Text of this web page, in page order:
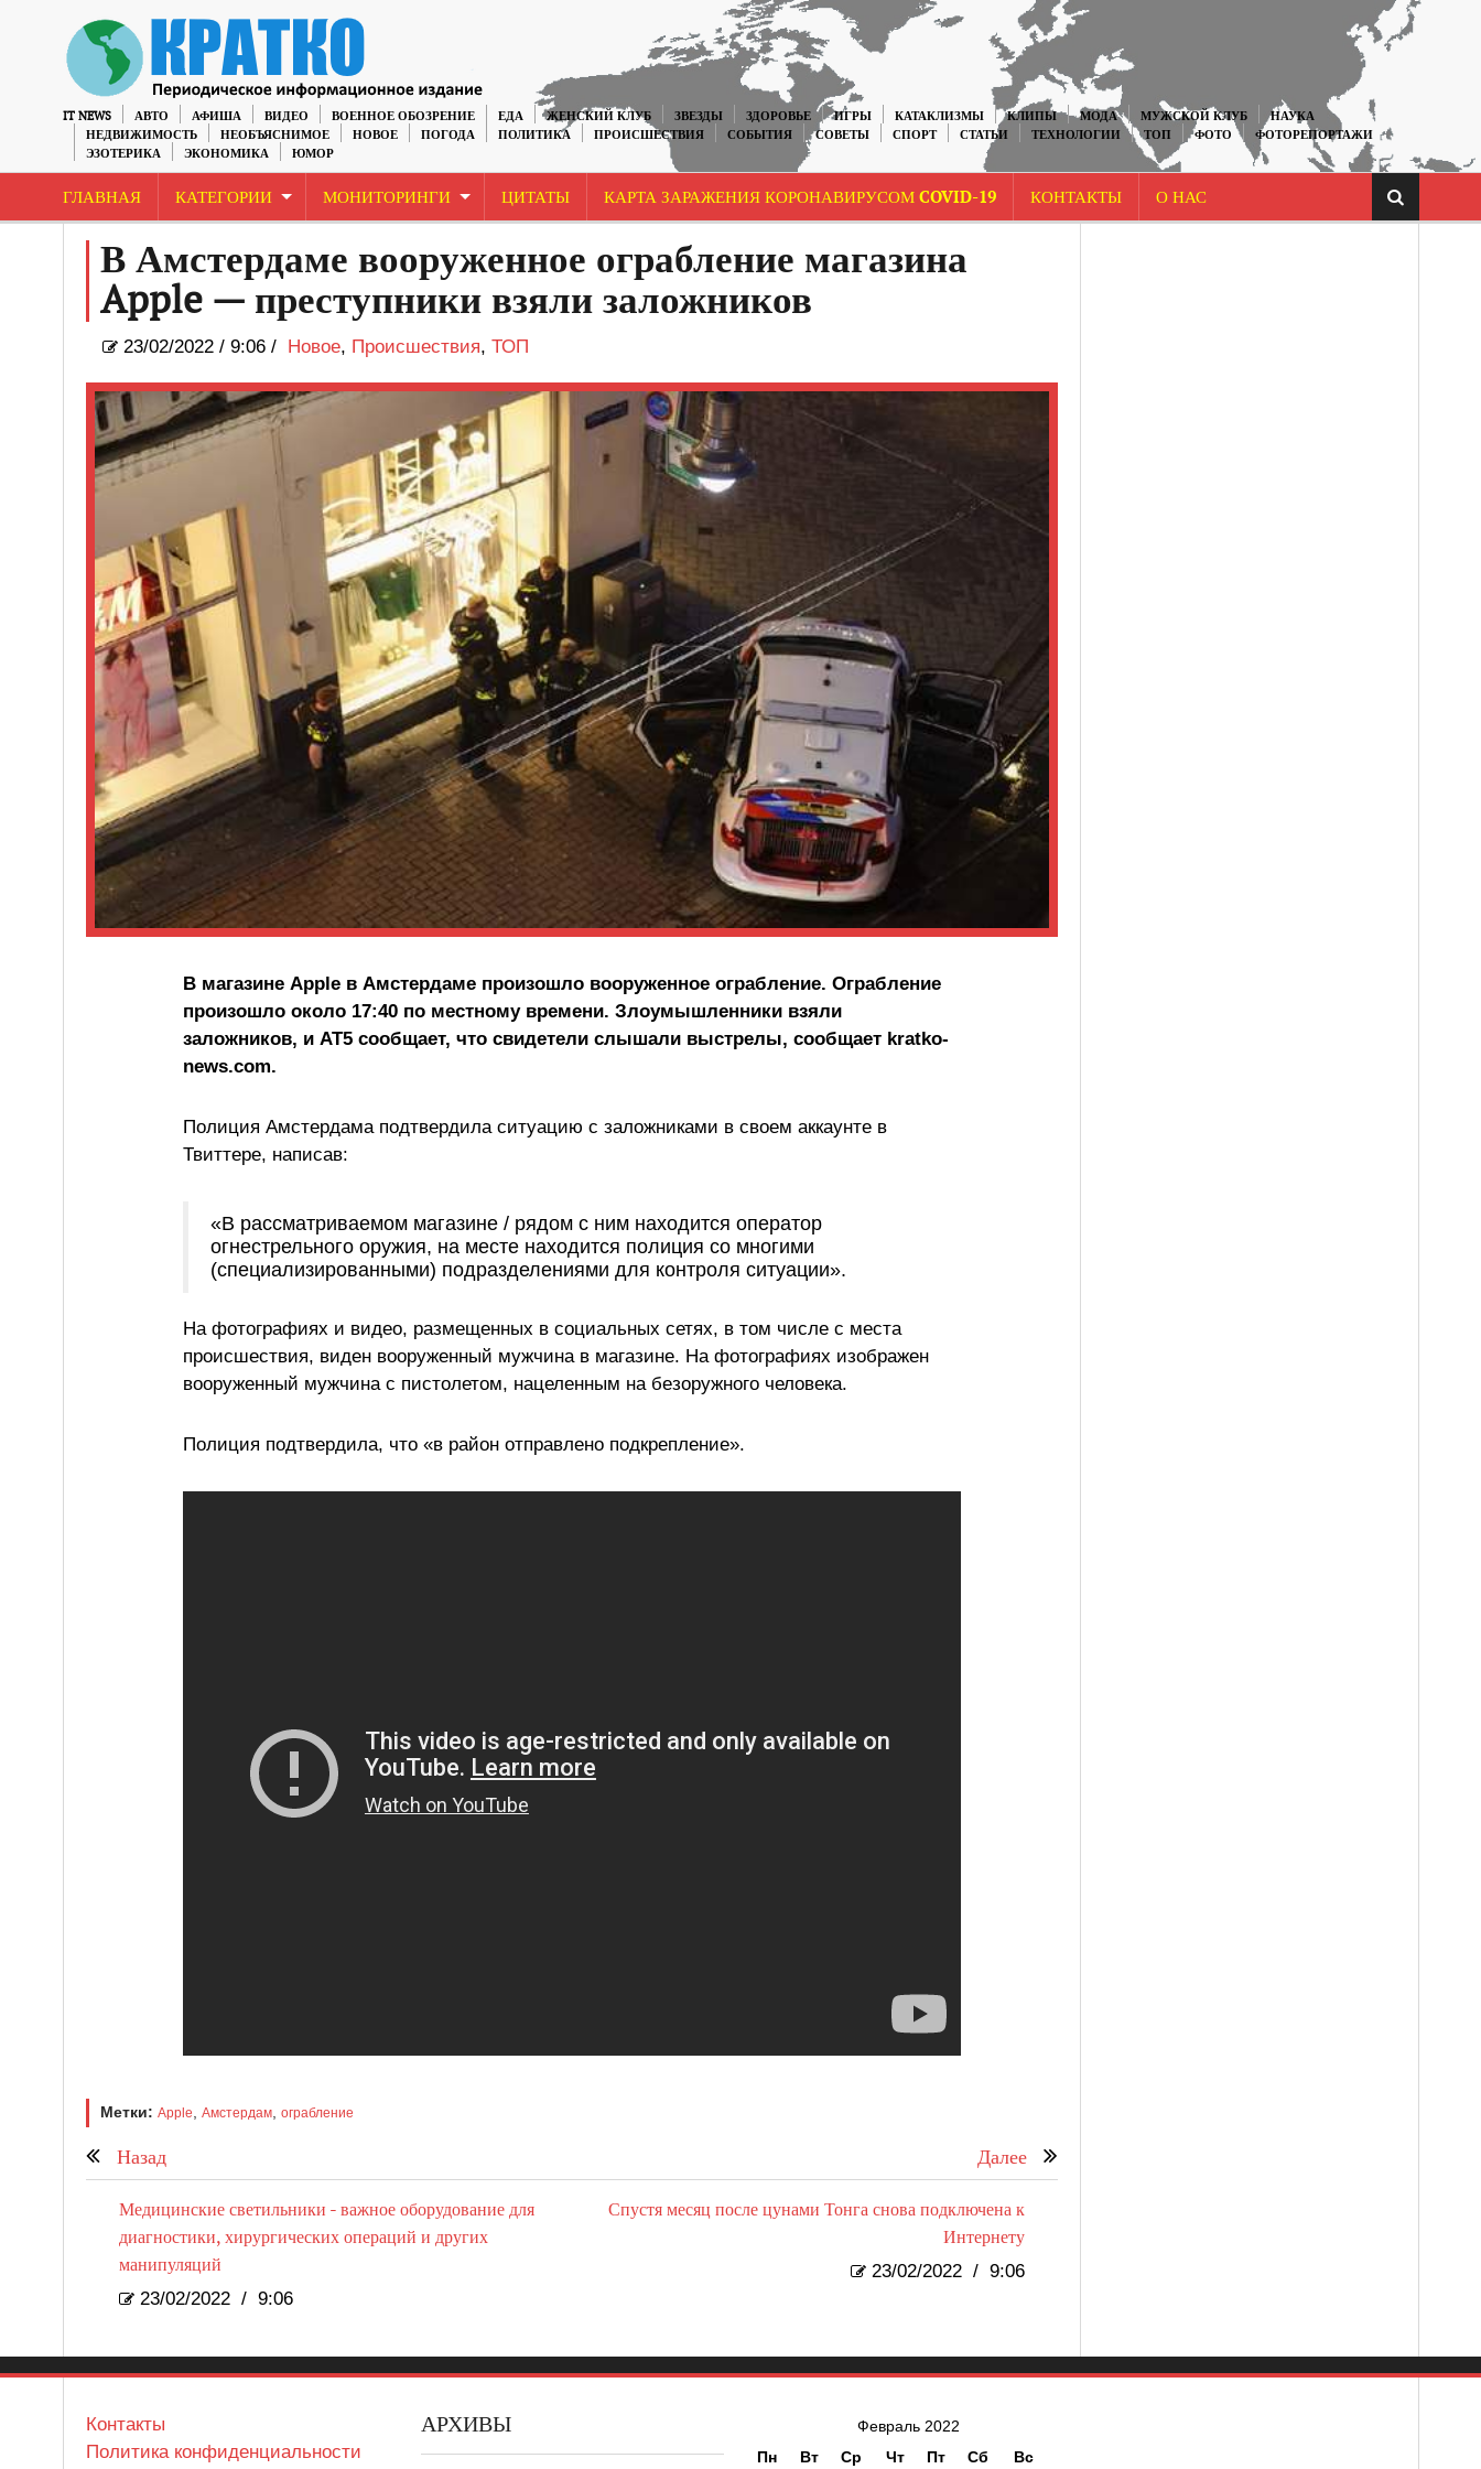
IT NEWS АВТО АФИША ВИДЕО ВОЕННОЕ ОБОЗРЕНИЕ ЕДА ЖЕНСКИЙ КЛУБ ЗВЕЗДЫ ЗДОРОВЬЕ ИГРЫ КАТАКЛИЗМЫ КЛИПЫ МОДА МУЖСКОЙ КЛУБ
НАУКА
НЕДВИЖИМОСТЬ
НЕОБЪЯСНИМОЕ НОВОЕ ПОГОДА ПОЛИТИКА ПРОИСШЕСТВИЯ СОБЫТИЯ СОВЕТЫ СПОРТ СТАТЬИ ТЕХНОЛОГИИ ТОП ФОТО
ФОТОРЕПОРТАЖИ
ЭЗОТЕРИКА
ЭКОНОМИКА ЮМОР
ГЛАВНАЯ КАТЕГОРИИ МОНИТОРИНГИ ЦИТАТЫ КАРТА ЗАРАЖЕНИЯ КОРОНАВИРУСОМ COVID-19 КОНТАКТЫ О НАС
В Амстердаме вооруженное ограбление магазина
Apple — преступники взяли заложников
23/02/2022/ 9:06 / Новое, Происшествия, ТОП
В магазине Apple в Амстердаме произошло вооруженное ограбление. Ограбление
произошло около 17:40 по местному времени. Злоумышленники взяли
заложников, и AT5 сообщает, что свидетели слышали выстрелы, сообщает kratko-
news.com.
Полиция Амстердама подтвердила ситуацию с заложниками в своем аккаунте в
Твиттере, написав:
«В рассматриваемом магазине / рядом с ним находится оператор
огнестрельного оружия, на месте находится полиция со многими
(специализированными) подразделениями для контроля ситуации».
На фотографиях и видео, размещенных в социальных сетях, в том числе с места
происшествия, виден вооруженный мужчина в магазине. На фотографиях изображен
вооруженный мужчина с пистолетом, нацеленным на безоружного человека.
Полиция подтвердила, что «в район отправлено подкрепление».
Метки: Apple, Амстердам, ограбление
Назад Далее
Медицинские светильники - важное оборудование для
диагностики, хирургических операций и других
манипуляций
23/02/2022 / 9:06
Спустя месяц после цунами Тонга снова подключена к
Интернету
23/02/2022 / 9:06
Контакты
Политика конфиденциальности
АРХИВЫ
Февраль 2022
Пн
Вт Ср Чт Пт Сб Вс